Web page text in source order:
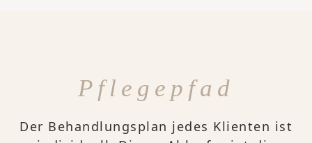
Pflegepfad
Der Behandlungsplan jedes Klienten ist